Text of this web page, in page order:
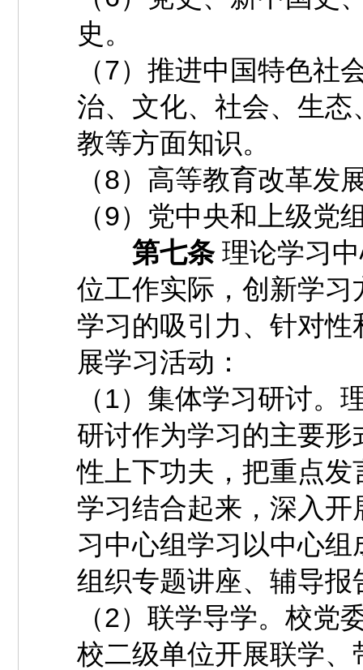
史。
（7）推进中国特色社
治、文化、社会、生
教等方面知识。
（8）高等教育改革发
（9）党中央和上级党
第七条理论学习
位工作实际，创新学
学习的吸引力、针对
展学习活动：
（1）集体学习研讨。
研讨作为学习的主要
性上下功夫，把重点
学习结合起来，深入
习中心组学习以中心
组织专题讲座、辅导报
（2）联学导学。校党
校二级单位开展联学